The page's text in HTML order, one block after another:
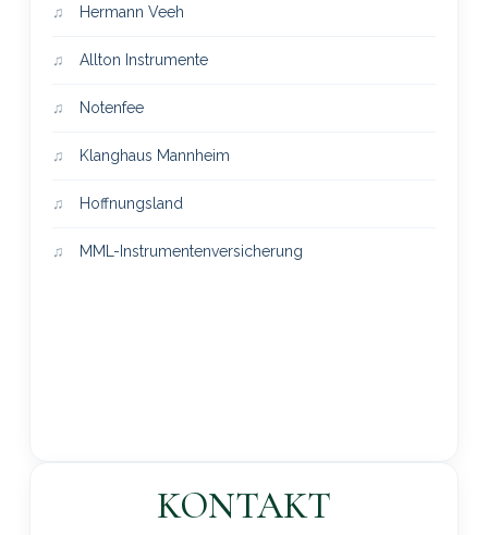
Hermann Veeh
Allton Instrumente
Notenfee
Klanghaus Mannheim
Hoffnungsland
MML-Instrumentenversicherung
KONTAKT